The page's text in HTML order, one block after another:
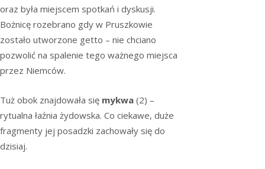
oraz była miejscem spotkań i dyskusji.
Bożnicę rozebrano gdy w Pruszkowie
zostało utworzone getto – nie chciano
pozwolić na spalenie tego ważnego miejsca
przez Niemców.
Tuż obok znajdowała się mykwa (2) –
rytualna łaźnia żydowska. Co ciekawe, duże
fragmenty jej posadzki zachowały się do
dzisiaj.